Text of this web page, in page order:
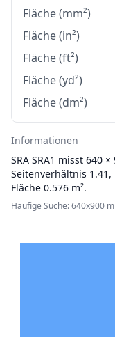
Fläche (mm²)
Fläche (in²)
Fläche (ft²)
Fläche (yd²)
Fläche (dm²)
Informationen
SRA SRA1 misst 640
Seitenverhältnis
Fläche 0.576 m².
Häufige Suche: 640x900